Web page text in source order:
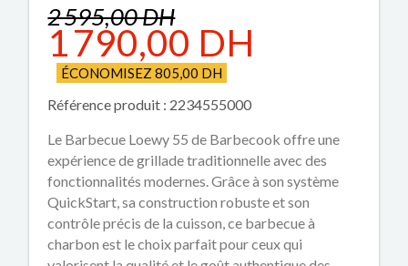
2 595,00 DH
1 790,00 DH
ÉCONOMISEZ 805,00 DH
Référence produit : 2234555000
Le Barbecue Loewy 55 de Barbecook offre une
expérience de grillade traditionnelle avec des
fonctionnalités modernes. Grâce à son système
QuickStart, sa construction robuste et son
contrôle précis de la cuisson, ce barbecue à
charbon est le choix parfait pour ceux qui